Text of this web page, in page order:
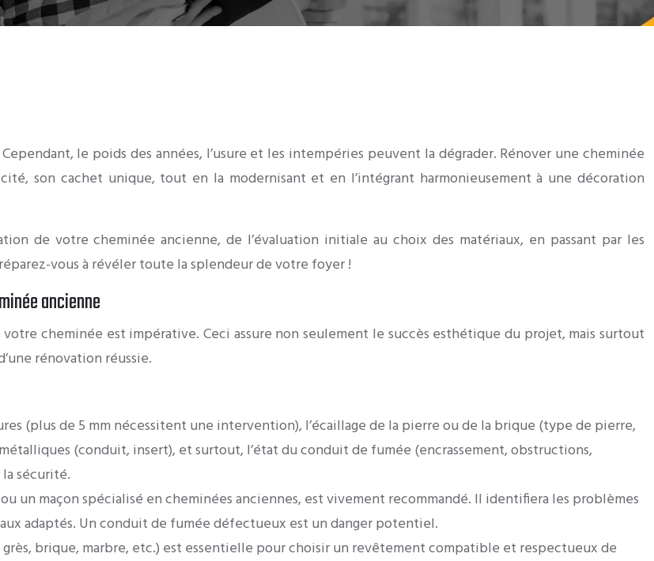
le poids des années, l’usure et les intempéries peuvent la dégrader. Rénover une cheminée
son cachet unique, tout en la modernisant et en l’intégrant harmonieusement à une décoration
de votre cheminée ancienne, de l’évaluation initiale au choix des matériaux, en passant par les
vous à révéler toute la splendeur de votre foyer !
ancienne
cheminée est impérative. Ceci assure non seulement le succès esthétique du projet, mais surtout
rénovation réussie.
(plus de 5 mm nécessitent une intervention), l’écaillage de la pierre ou de la brique (type de pierre,
(conduit, insert), et surtout, l’état du conduit de fumée (encrassement, obstructions,
sécurité.
un maçon spécialisé en cheminées anciennes, est vivement recommandé. Il identifiera les problèmes
adaptés. Un conduit de fumée défectueux est un danger potentiel.
brique, marbre, etc.) est essentielle pour choisir un revêtement compatible et respectueux de